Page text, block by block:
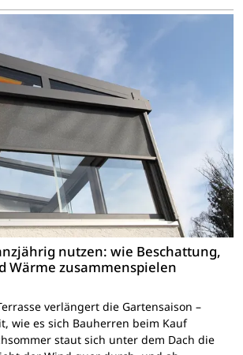
nutzen: wie Beschattung,
Wärme zusammenspielen
verlängert die Gartensaison –
wie es sich Bauherren beim Kauf
staut sich unter dem Dach die